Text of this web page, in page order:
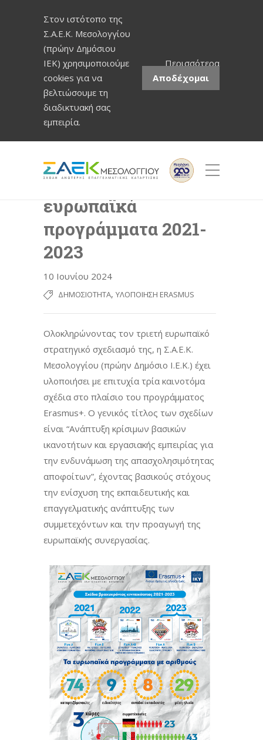
Στον ιστότοπο της
Σ.Α.Ε.Κ. Μεσολογγίου
(πρώην Δημόσιου
ΙΕΚ) χρησιμοποιούμε
cookies για να
βελτιώσουμε τη
διαδικτυακή σας
εμπειρία.
Περισσότερα
Αποδέχομαι
Απολογισμός για τα
ευρωπαϊκά
προγράμματα 2021-
2023
10 Ιουνίου 2024
ΔΗΜΟΣΙΌΤΗΤΑ, ΥΛΟΠΟΊΗΣΗ ERASMUS
Ολοκληρώνοντας τον τριετή ευρωπαϊκό
στρατηγικό σχεδιασμό της, η Σ.Α.Ε.Κ.
Μεσολογγίου (πρώην Δημόσιο Ι.Ε.Κ.) έχει
υλοποιήσει με επιτυχία τρία καινοτόμα
σχέδια στο πλαίσιο του προγράμματος
Erasmus+. Ο γενικός τίτλος των σχεδίων
είναι “Ανάπτυξη κρίσιμων βασικών
ικανοτήτων και εργασιακής εμπειρίας για
την ενδυνάμωση της απασχολησιμότητας
αποφοίτων”, έχοντας βασικούς στόχους
την ενίσχυση της εκπαιδευτικής και
επαγγελματικής ανάπτυξης των
συμμετεχόντων και την προαγωγή της
ευρωπαϊκής συνεργασίας.